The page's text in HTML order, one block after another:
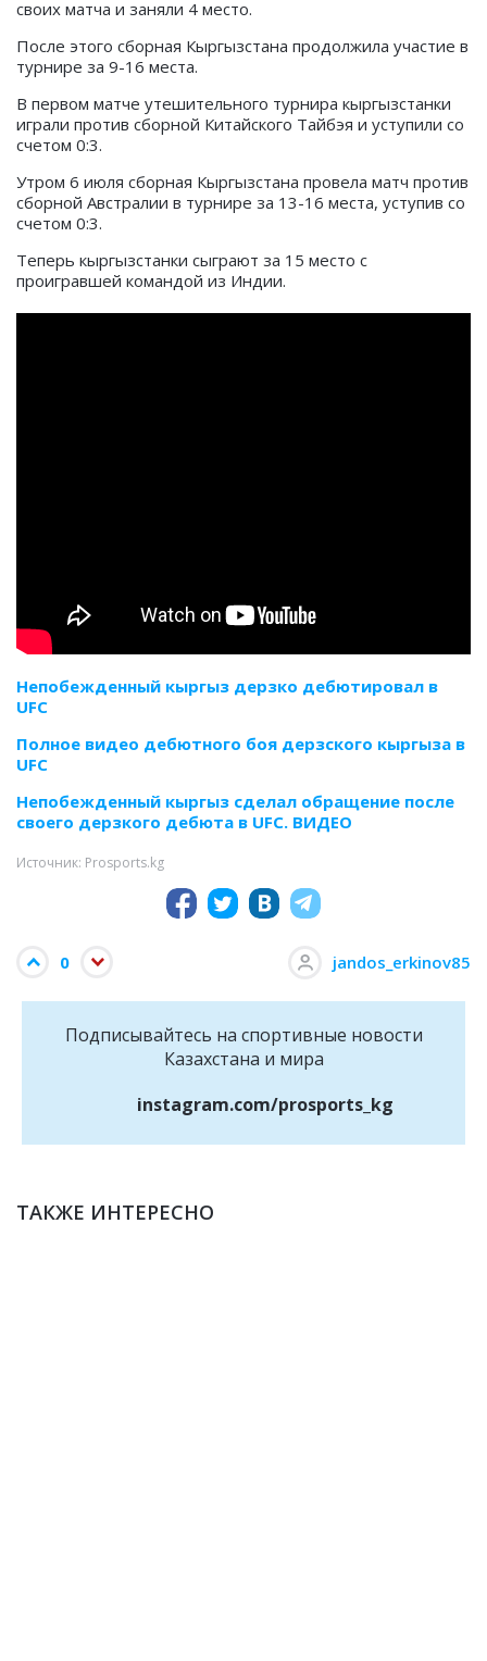
своих матча и заняли 4 место.
После этого сборная Кыргызстана продолжила участие в
турнире за 9-16 места.
В первом матче утешительного турнира кыргызстанки
играли против сборной Китайского Тайбэя и уступили со
счетом 0:3.
Утром 6 июля сборная Кыргызстана провела матч против
сборной Австралии в турнире за 13-16 места, уступив со
счетом 0:3.
Теперь кыргызстанки сыграют за 15 место с
проигравшей командой из Индии.
Непобежденный кыргыз дерзко дебютировал в
UFC
Полное видео дебютного боя дерзского кыргыза в
UFC
Непобежденный кыргыз сделал обращение после
своего дерзкого дебюта в UFC. ВИДЕО
Источник: Prosports.kg
0 jandos_erkinov85
Подписывайтесь на cпортивные новости
Казахстана и мира
instagram.com/prosports_kg
ТАКЖЕ ИНТЕРЕСНО